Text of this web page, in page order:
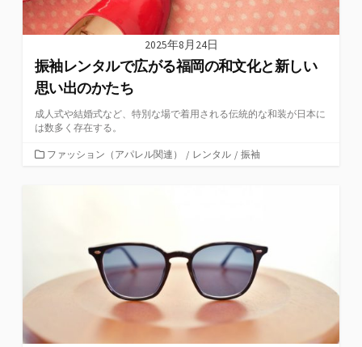
2025年8月24日
振袖レンタルで広がる福岡の和文化と新しい
思い出のかたち
成人式や結婚式など、特別な場で着用される伝統的な和装が日本に
は数多く存在する。
カファッション（アパレル関連） / レンタル / 振袖